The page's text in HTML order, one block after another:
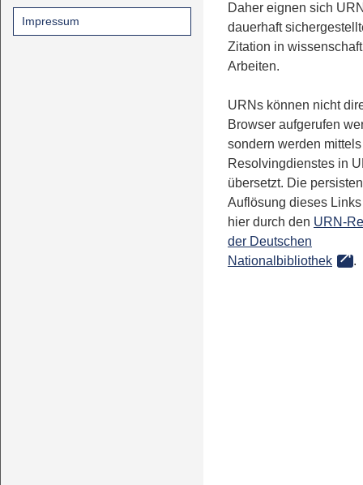
Impressum
Daher eignen sich
dauerhaft
Zitation in
Arbeiten.
URNs können nicht
Browser aufgerufen
sondern werden
Resolvingdienstes in
übersetzt. Die
Auflösung dieses
hier durch den URN-
der Deutschen
Nationalbibliothek
.